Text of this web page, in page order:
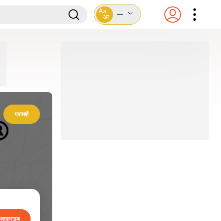
Aa
आ
---
परामर्श